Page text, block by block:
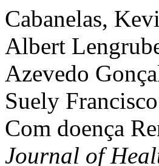
Cabanelas,
Albert
Azevedo
Suely
Com doença
Journal of